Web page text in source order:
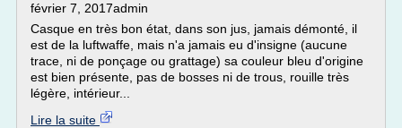
février 7, 2017admin
Casque en très bon état, dans son jus, jamais démonté, il
est de la luftwaffe, mais n'a jamais eu d'insigne (aucune
trace, ni de ponçage ou grattage) sa couleur bleu d'origine
est bien présente, pas de bosses ni de trous, rouille très
légère, intérieur...
Lire la suite